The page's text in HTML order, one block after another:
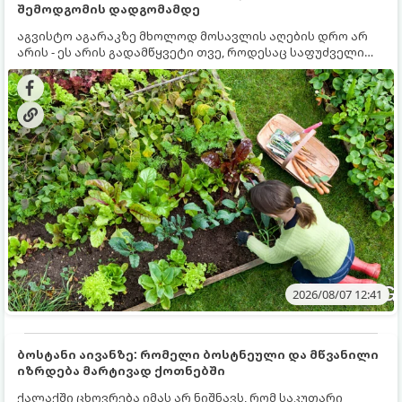
შემოდგომის დადგომამდე
აგვისტო აგარაკზე მხოლოდ მოსავლის აღების დრო არ
არის - ეს არის გადამწყვეტი თვე, როდესაც საფუძველი
ეყრება მომავალი წლის მოსავალს და ბაღი მზადდება
შემოდგომა-ზამთრის სეზონისთვის. იმისათვის, რომ
ნიადაგმა ენერგია აღიდგინოს, ხოლო მცენარეებმა
ზამთარს გაუძლონ, აგვისტოს ბოლომდე 5
მნიშვნელოვანი საქმის გაკეთება უნდა მოასწროთ:
2026/08/07 12:41
ბოსტანი აივანზე: რომელი ბოსტნეული და მწვანილი
იზრდება მარტივად ქოთნებში
ქალაქში ცხოვრება იმას არ ნიშნავს, რომ საკუთარი